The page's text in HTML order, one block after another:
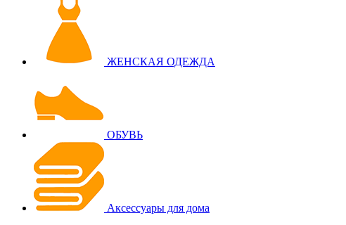
ЖЕНСКАЯ ОДЕЖДА
ОБУВЬ
Аксессуары для дома